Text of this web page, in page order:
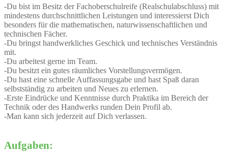
-Du bist im Besitz der Fachoberschulreife (Realschulabschluss) mit
mindestens durchschnittlichen Leistungen und interessierst Dich
besonders für die mathematischen, naturwissenschaftlichen und
technischen Fächer.
-Du bringst handwerkliches Geschick und technisches Verständnis
mit.
-Du arbeitest gerne im Team.
-Du besitzt ein gutes räumliches Vorstellungsvermögen.
-Du hast eine schnelle Auffassungsgabe und hast Spaß daran
selbstständig zu arbeiten und Neues zu erlernen.
-Erste Eindrücke und Kenntnisse durch Praktika im Bereich der
Technik oder des Handwerks runden Dein Profil ab.
-Man kann sich jederzeit auf Dich verlassen.
Aufgaben: